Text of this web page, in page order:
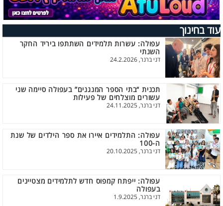
עוד בחינוך
עפולה: עשרות תלמידים השתתפו ביריד החקר
השנתי
דני ברנר, 24.2.2026
תכנית “בתי הספר המנגנים” בעפולה סיימה שני
עשורים מוצלחים של פעילות
דני ברנר, 24.11.2025
עפולה: התלמידים איירו את ספר הילדים של שנת
ה-100
דני ברנר, 20.10.2025
עפולה: ייפתח קמפוס חדש לתלמידים מצטיינים
בעפולה
דני ברנר, 1.9.2025